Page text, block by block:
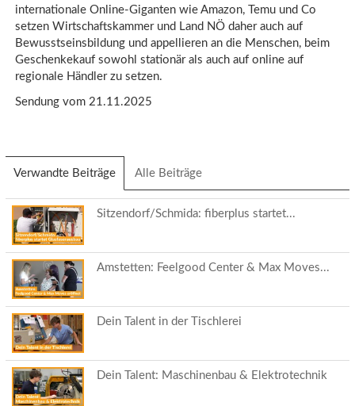
internationale Online-Giganten wie Amazon, Temu und Co
setzen Wirtschaftskammer und Land NÖ daher auch auf
Bewusstseinsbildung und appellieren an die Menschen, beim
Geschenkekauf sowohl stationär als auch auf online auf
regionale Händler zu setzen.
Sendung vom 21.11.2025
Verwandte Beiträge (aktiver
Reiter)
Alle Beiträge
Sitzendorf/Schmida: fiberplus startet...
Amstetten: Feelgood Center & Max Moves...
Dein Talent in der Tischlerei
Dein Talent: Maschinenbau & Elektrotechnik